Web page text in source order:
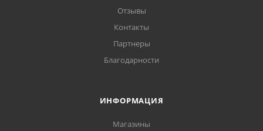
Отзывы
Контакты
Партнеры
Благодарности
ИНФОРМАЦИЯ
Магазины